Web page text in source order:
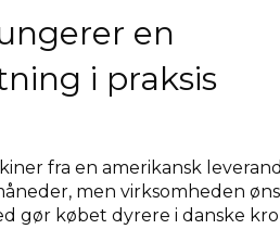
en
i praksis
fra en amerikansk
men virksomheden
gør købet dyrere i danske